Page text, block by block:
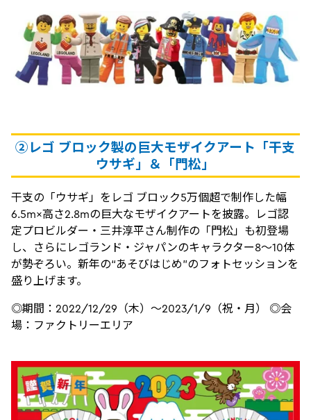
②レゴ ブロック製の巨大モザイクアート「干支
ウサギ」＆「門松」
干支の「ウサギ」をレゴ ブロック5万個超で制作した幅
6.5m×高さ2.8mの巨大なモザイクアートを披露。レゴ認
定プロビルダー・三井淳平さん制作の「門松」も初登場
し、さらにレゴランド・ジャパンのキャラクター8～10体
が勢ぞろい。新年の“あそびはじめ”のフォトセッションを
盛り上げます。
◎期間：2022/12/29（木）～2023/1/9（祝・月） ◎会
場：ファクトリーエリア